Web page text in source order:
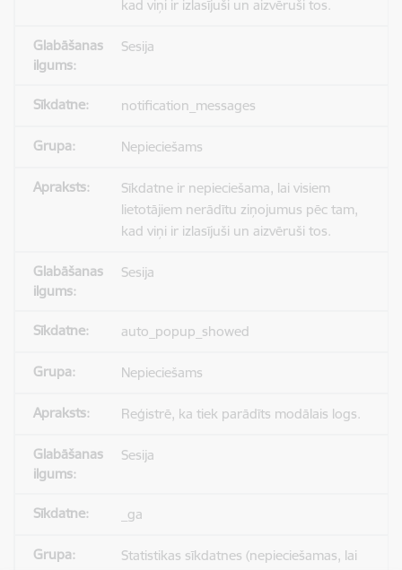
kad viņi ir izlasījuši un aizvēruši tos.
Sesija
notification_messages
Nepieciešams
Sīkdatne ir nepieciešama, lai visiem
lietotājiem nerādītu ziņojumus pēc tam,
kad viņi ir izlasījuši un aizvēruši tos.
Sesija
auto_popup_showed
Nepieciešams
Reģistrē, ka tiek parādīts modālais logs.
Sesija
_ga
Statistikas sīkdatnes (nepieciešamas, lai